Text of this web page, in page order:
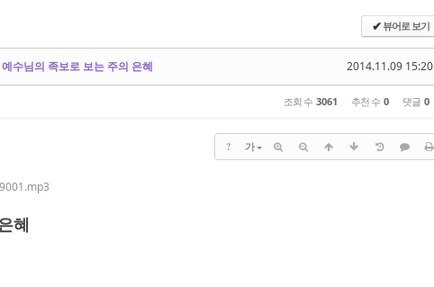
✔뷰어로 보기
2014.11.09 15:20
수님의 족보로 보는 주의 은혜
조회 수 3061 추천 수 0 댓글 0
? 가
혜